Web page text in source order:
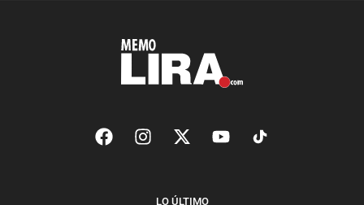
LO ÚLTIMO